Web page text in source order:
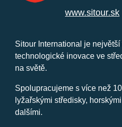
www.sitour.sk
Sitour International je
technologické inovace ve
na světě.
Spolupracujeme s více než
lyžařskými středisky,
dalšími.